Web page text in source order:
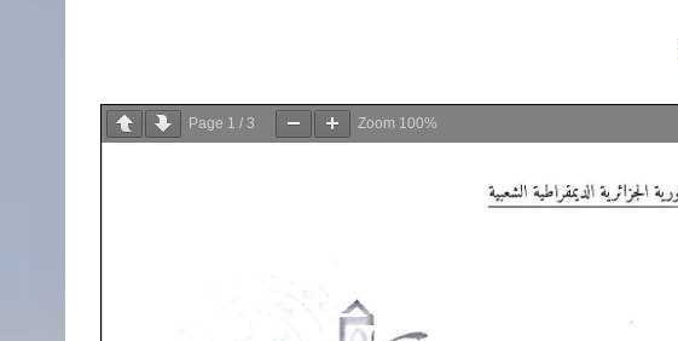
Page 1 / 3 Zoom 100%